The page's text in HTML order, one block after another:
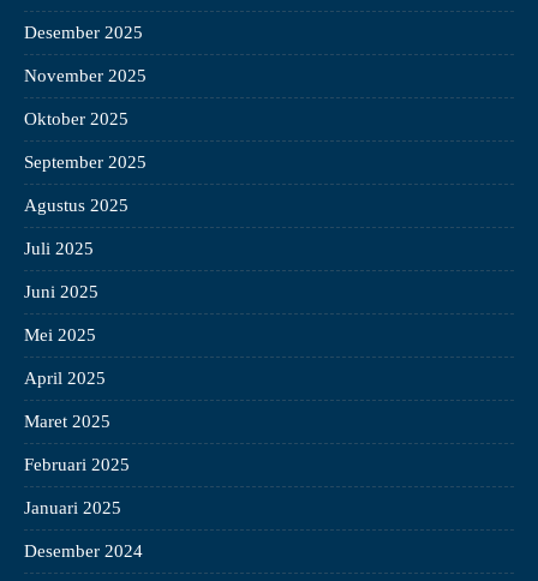
Desember 2025
November 2025
Oktober 2025
September 2025
Agustus 2025
Juli 2025
Juni 2025
Mei 2025
April 2025
Maret 2025
Februari 2025
Januari 2025
Desember 2024